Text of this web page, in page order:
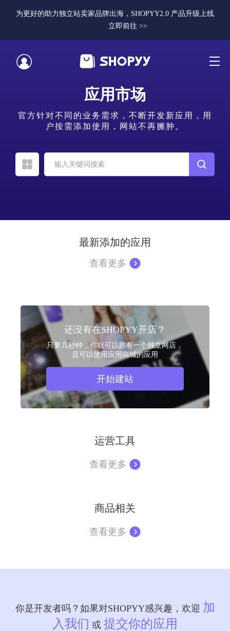
为更好的助力独立站卖家品牌出海，SHOPYY2.0 产品升级上线
立即前往 >>
应用市场
官方针对不同的业务需求，不断开发新应用，用
户按需添加使用，网站不再臃肿。
最新添加的应用
查看更多
还没有在SHOPYY开店？
只要几秒钟，你就可以拥有一个独立网店，
且可以使用应用商城的应用
开始建站
运营工具
查看更多
商品相关
查看更多
你是开发者吗？如果对SHOPYY感兴趣，欢迎 加
入我们 或 提交你的应用